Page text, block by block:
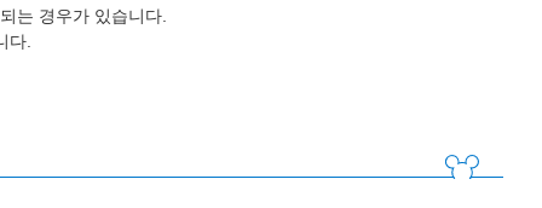
는 경우가 있습니다.
다.